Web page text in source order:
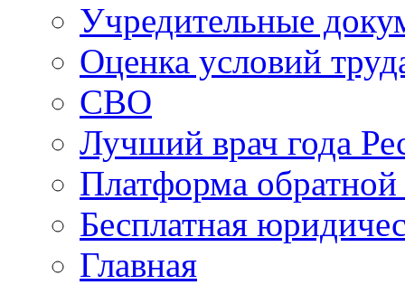
Учредительные
Оценка условий
СВО
Лучший врач года
Платформа
Бесплатная
Главная